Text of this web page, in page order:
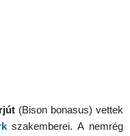
(Bison bonasus) vettek
szakemberei. A nemrég